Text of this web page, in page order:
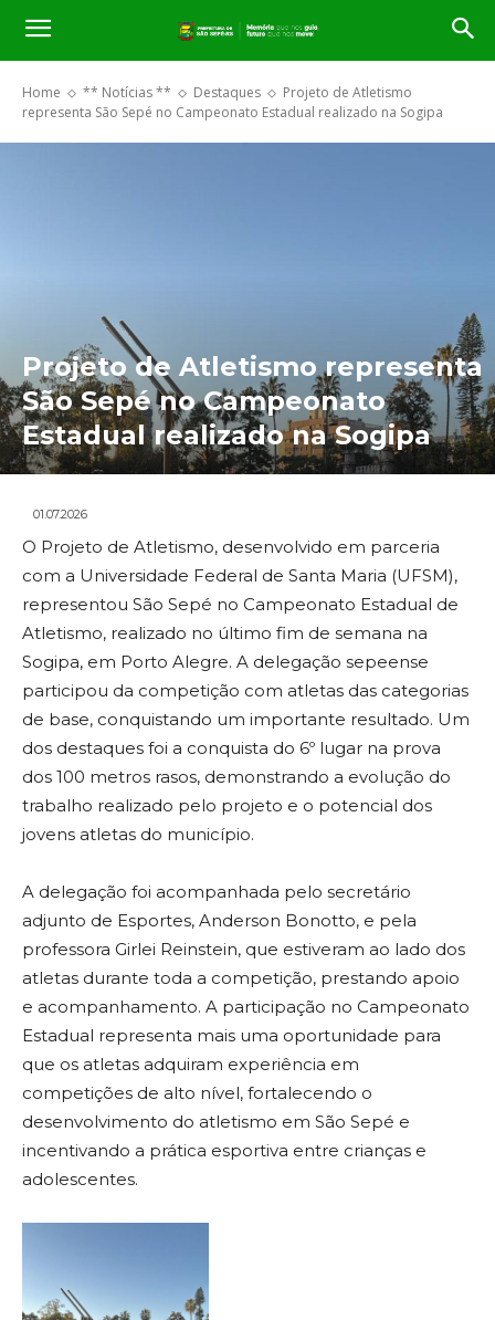
Home ** Notícias ** Destaques
Projeto de Atletismo
representa São Sepé no Campeonato Estadual realizado na Sogipa
Projeto de Atletismo representa
São Sepé no Campeonato
Estadual realizado na Sogipa
01.07.2026
O Projeto de Atletismo, desenvolvido em parceria
com a Universidade Federal de Santa Maria (UFSM),
representou São Sepé no Campeonato Estadual de
Atletismo, realizado no último fim de semana na
Sogipa, em Porto Alegre. A delegação sepeense
participou da competição com atletas das categorias
de base, conquistando um importante resultado. Um
dos destaques foi a conquista do 6º lugar na prova
dos 100 metros rasos, demonstrando a evolução do
trabalho realizado pelo projeto e o potencial dos
jovens atletas do município.
A delegação foi acompanhada pelo secretário
adjunto de Esportes, Anderson Bonotto, e pela
professora Girlei Reinstein, que estiveram ao lado dos
atletas durante toda a competição, prestando apoio
e acompanhamento. A participação no Campeonato
Estadual representa mais uma oportunidade para
que os atletas adquiram experiência em
competições de alto nível, fortalecendo o
desenvolvimento do atletismo em São Sepé e
incentivando a prática esportiva entre crianças e
adolescentes.